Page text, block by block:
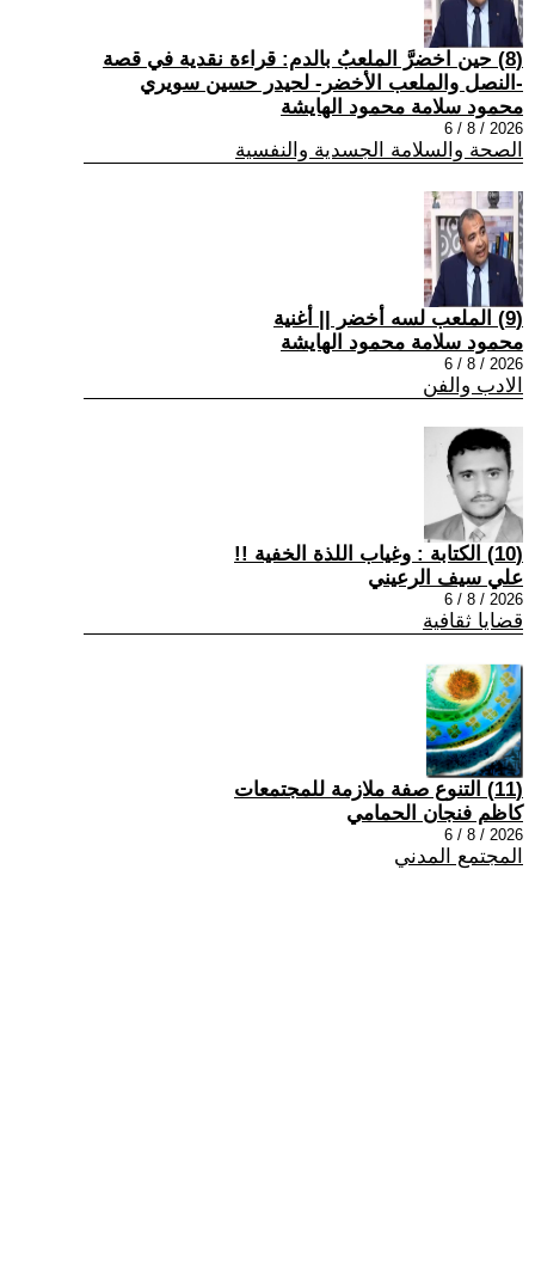
(8) حين اخضرَّ الملعبُ بالدم: قراءة نقدية في قصة
-النصل والملعب الأخضر- لحيدر حسين سويري
محمود سلامة محمود الهايشة
2026 / 8 / 6
الصحة والسلامة الجسدية والنفسية
(9) الملعب لسه أخضر || أغنية
محمود سلامة محمود الهايشة
2026 / 8 / 6
الادب والفن
(10) الكتابة : وغياب اللذة الخفية !!
علي سيف الرعيني
2026 / 8 / 6
قضايا ثقافية
(11) التنوع صفة ملازمة للمجتمعات
كاظم فنجان الحمامي
2026 / 8 / 6
المجتمع المدني